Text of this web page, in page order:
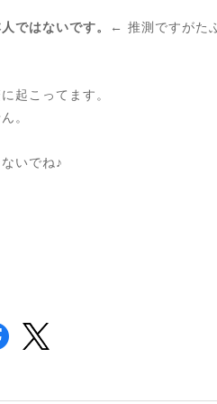
ではないです。
← 推測ですがた
起こってます。
。
いでね♪